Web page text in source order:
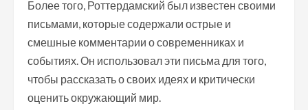
Более того, Роттердамский был известен своими
письмами, которые содержали острые и
смешные комментарии о современниках и
событиях. Он использовал эти письма для того,
чтобы рассказать о своих идеях и критически
оценить окружающий мир.